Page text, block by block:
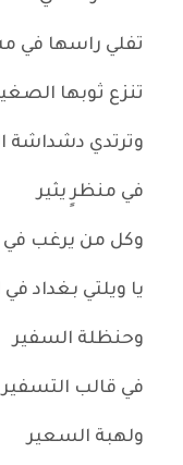
تفلي راسها في
تنزع ثوبها
وترتدي دشداشة
في منظرٍ يثير
وكل من يرغب في
يا ويلتي بغداد في
وحنظلة السفير
في قالب التسفير
ولهبة السعير